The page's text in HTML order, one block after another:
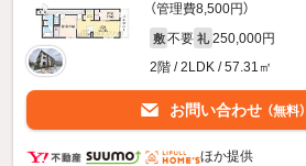
（管理費8,500円）
敷 不要 礼 250,000円
2階 / 2LDK / 57.31㎡
お問い合わせ （無料）
ほか提供